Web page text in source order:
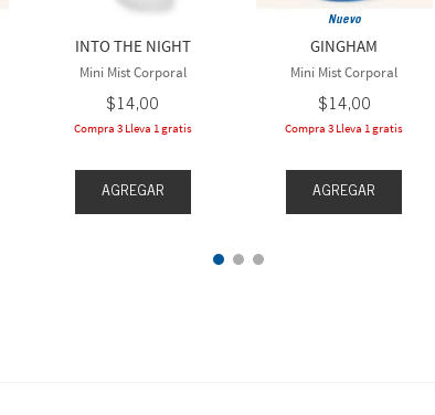
INTO THE NIGHT
Mini Mist Corporal
$14,00
Compra 3 Lleva 1 gratis
AGREGAR
Nuevo
GINGHAM
Mini Mist Corporal
$14,00
Compra 3 Lleva 1 gratis
AGREGAR